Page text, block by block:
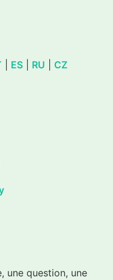
ES RU CZ
une question, une